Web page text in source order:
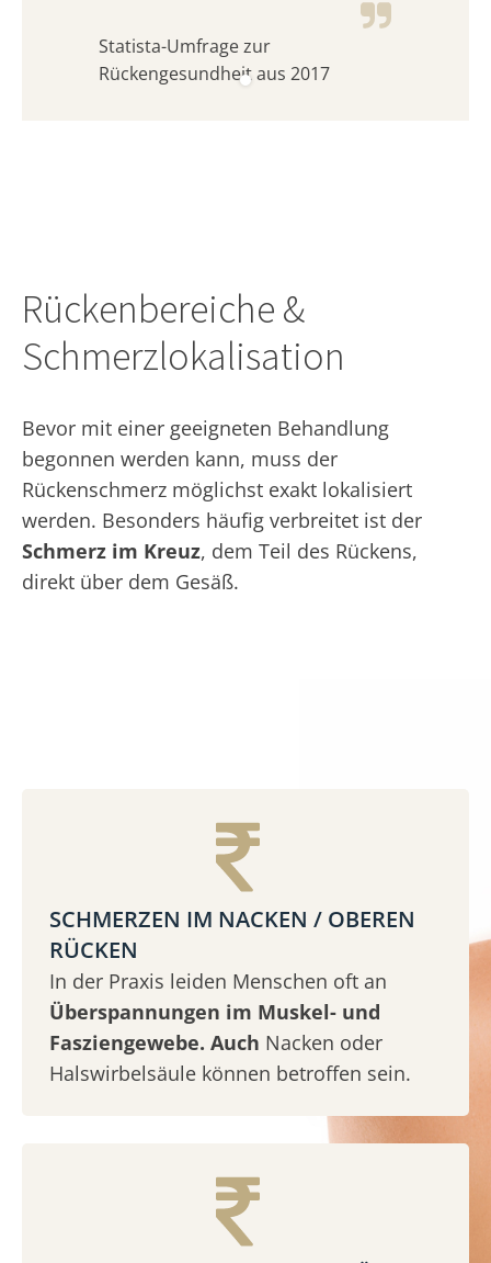
Statista-Umfrage zur
Rückengesundheit aus 2017
Rückenbereiche &
Schmerzlokalisation
Bevor mit einer geeigneten Behandlung
begonnen werden kann, muss der
Rückenschmerz möglichst exakt lokalisiert
werden. Besonders häufig verbreitet ist der
Schmerz im Kreuz, dem Teil des Rückens,
direkt über dem Gesäß.
SCHMERZEN IM NACKEN / OBEREN
RÜCKEN
In der Praxis leiden Menschen oft an
Überspannungen im Muskel- und
Fasziengewebe. Auch Nacken oder
Halswirbelsäule können betroffen sein.